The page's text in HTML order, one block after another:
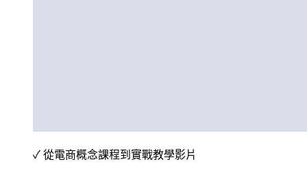
✓ 從電商概念課程到實戰教學影片